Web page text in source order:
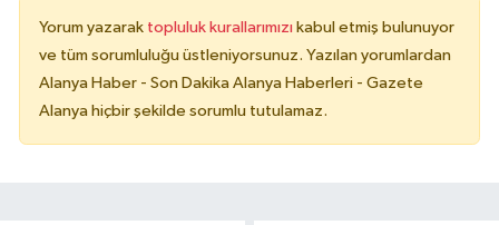
Yorum yazarak topluluk kurallarımızı kabul etmiş bulunuyor
ve tüm sorumluluğu üstleniyorsunuz. Yazılan yorumlardan
Alanya Haber - Son Dakika Alanya Haberleri - Gazete
Alanya hiçbir şekilde sorumlu tutulamaz.